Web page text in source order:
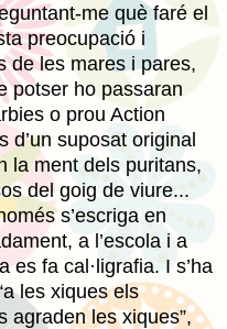
me què faré el
preocupació i
de les mares i pares,
potser ho passaran
o prou Action
d’un suposat original
la ment dels puritans,
del goig de viure...
s’escriga en
a l’escola i a
es fa cal·ligrafia. I s’ha
les xiques els
agraden les xiques”,